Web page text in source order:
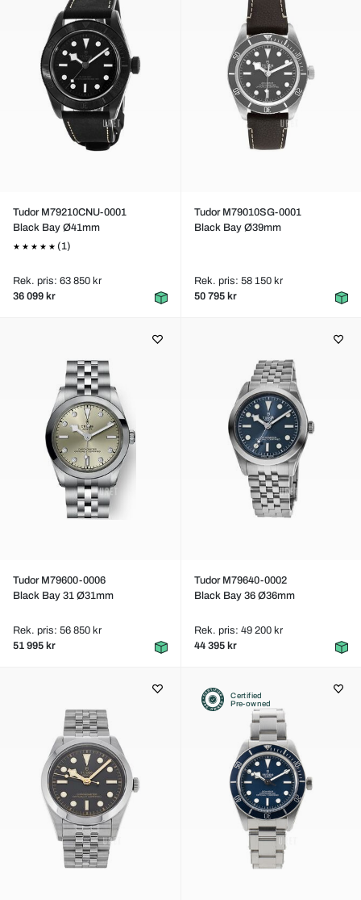
Tudor M79210CNU-0001
Black Bay Ø41mm
(1)
Rek. pris: 63 850 kr
36 099 kr
Tudor M79010SG-0001
Black Bay Ø39mm
Rek. pris: 58 150 kr
50 795 kr
Tudor M79600-0006
Black Bay 31 Ø31mm
Rek. pris: 56 850 kr
51 995 kr
Tudor M79640-0002
Black Bay 36 Ø36mm
Rek. pris: 49 200 kr
44 395 kr
Certified
Pre-owned